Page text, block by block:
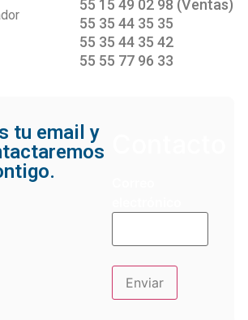
55 15 49 02 98 (Ventas)
55 35 44 35 35
55 35 44 35 42
55 55 77 96 33
tu email y